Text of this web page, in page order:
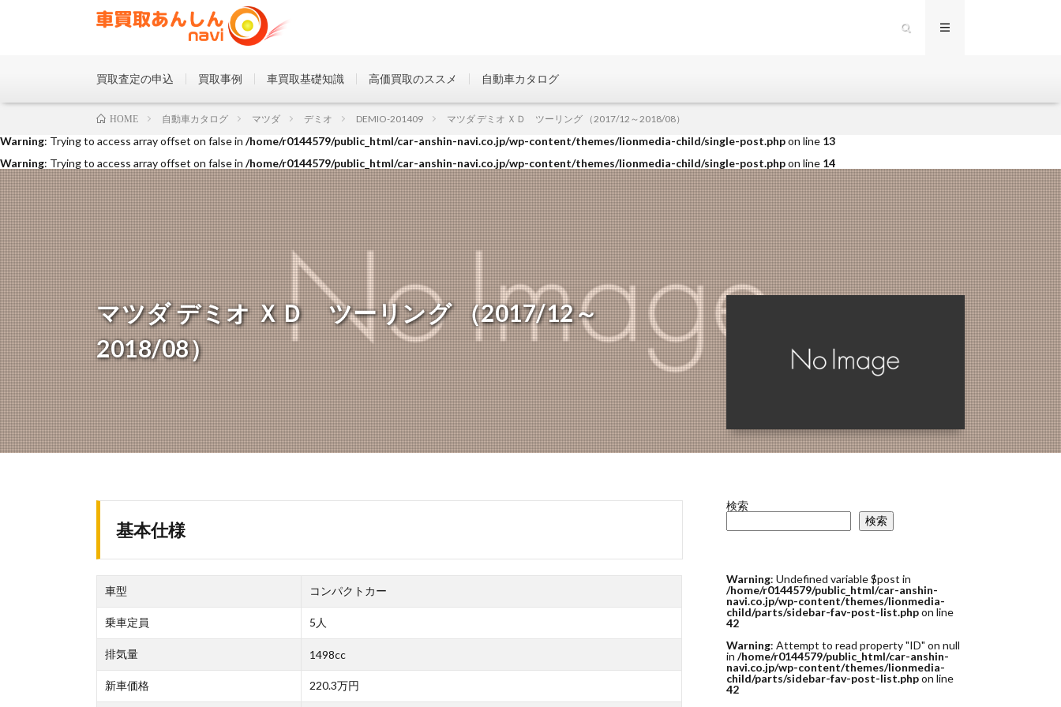
: Trying to access array offset on false in /home/r0144579/public_html/car-anshin-navi.co.jp/wp-content/themes/lionmedia-child/single-post.php
Warning: Trying to access array offset on false in /home/r0144579/public_html/car-anshin-navi.co.jp/wp-content/themes/lionmedia-child/single-post.phpon line 13
Warning: Trying to access array offset on false in /home/r0144579/public_html/car-anshin-navi.co.jp/wp-content/themes/lionmedia-child/single-post.phpon line 14
買取査定の申込 買取事例 車買取基礎知識 高価買取のススメ 自動車カタログ
マツダ デミオ ＸＤ ツーリング （2017/12～
2018/08）
HOME 自動車カタログ マツダ デミオ DEMIO-201409 マツダ デミオ ＸＤ ツーリング （2017/12～2018/08）
基本仕様
車型 コンパクトカー
乗車定員 5人
排気量 1498cc
新車価格 220.3万円
検索
検索
Warning: Undefined variable $post in
/home/r0144579/public_html/car-anshin-
navi.co.jp/wp-content/themes/lionmedia-
child/parts/sidebar-fav-post-list.phpon line
42
Warning: Attempt to read property "ID" on null
in /home/r0144579/public_html/car-anshin-
navi.co.jp/wp-content/themes/lionmedia-
child/parts/sidebar-fav-post-list.phpon line
42